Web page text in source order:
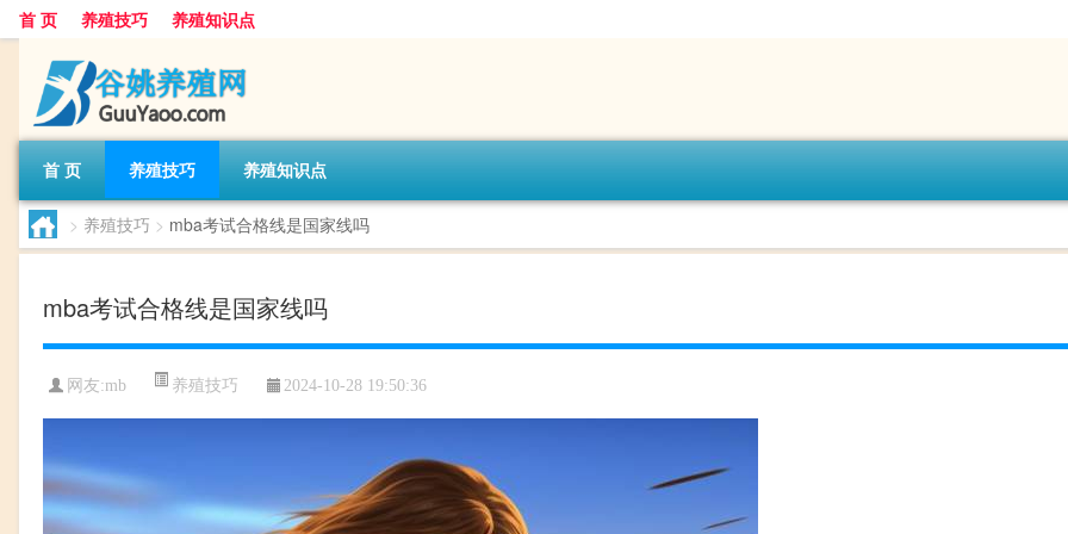
首 页 养殖技巧 养殖知识点
首 页 养殖技巧 养殖知识点
> 养殖技巧 > mba考试合格线是国家线吗
mba考试合格线是国家线吗
网友:mb 养殖技巧 2024-10-28 19:50:36